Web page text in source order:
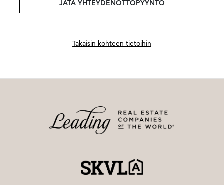
JÄTÄ YHTEYDENOTTOPYYNTÖ
Takaisin kohteen tietoihin